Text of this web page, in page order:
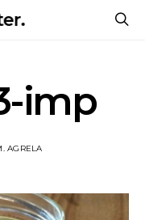
imp
AGRELA